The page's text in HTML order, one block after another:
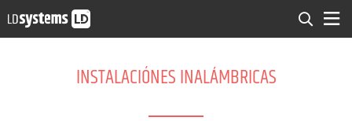
INSTALACIÓNES INALÁMBRICAS